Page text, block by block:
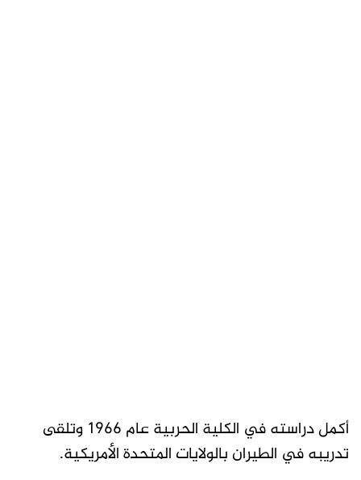
أكمل دراسته في الكلية الحربية عام 1966 وتلقى
تدريبه في الطيران بالولايات المتحدة الأمريكية.